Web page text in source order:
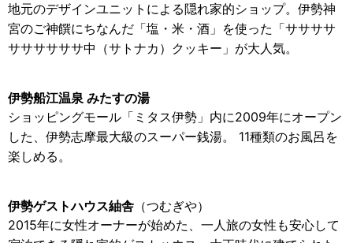
地元のデザインユニットによる隠れ家的ショップ。伊勢神
宮のご神饌にちなんだ「塩・米・酒」を使った「ササササ
ササササササ中（サトナカ）クッキー」が大人気。
伊勢船江温泉 みたすの湯
ショッピングモール「ミタス伊勢」内に2009年にオープン
した、伊勢志摩最大級のスーパー銭湯。 11種類のお風呂を
楽しめる。
伊勢ゲストハウス紬舎 （つむぎや）
2015年に女性オーナーが始めた、一人旅の女性も安心して